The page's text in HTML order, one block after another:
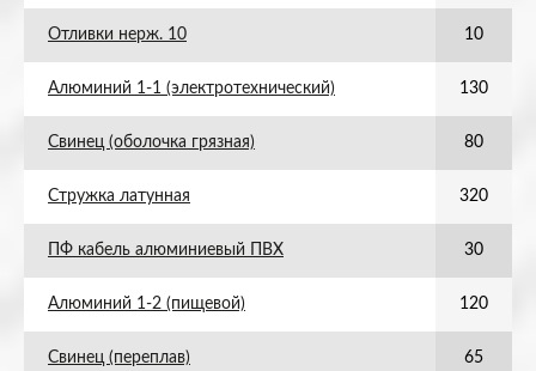
Отливки нерж. 10 10
Алюминий 1-1 (электротехнический) 130
Свинец (оболочка грязная) 80
Стружка латунная 320
ПФ кабель алюминиевый ПВХ 30
Алюминий 1-2 (пищевой) 120
Свинец (переплав) 65